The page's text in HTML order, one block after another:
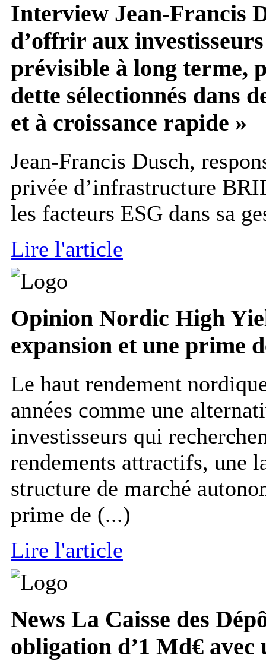
Interview Jean-Francis
d’offrir aux
prévisible à long terme,
dette sélectionnés dans
et à croissance rapide »
Jean-Francis Dusch,
privée d’infrastructure
les facteurs ESG dans sa
Lire l'article
Opinion Nordic High
expansion et une prime
Le haut rendement
années comme une
investisseurs qui
rendements attractifs, une
structure de marché
prime de (...)
Lire l'article
News La Caisse des
obligation d’1 Md€ avec